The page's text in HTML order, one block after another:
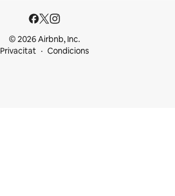
© 2026 Airbnb, Inc.
Privacitat
Condicions